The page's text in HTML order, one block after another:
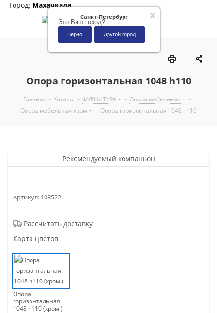
x
Санкт-Петербург
Это Ваш город?
Верно Другой город
Город: Махачкала
Опора горизонтальная 1048 h110
Главная - Каталог - ФУРНИТУРА - Опора мебельная
-
Опора мебельная хром
- Опора горизонтальная 1048 h110
Рекомендуемый компаньон
Артикул: 108522
Рассчитать доставку
Карта цветов
Опора
горизонтальная
1048 h110 (хром.)